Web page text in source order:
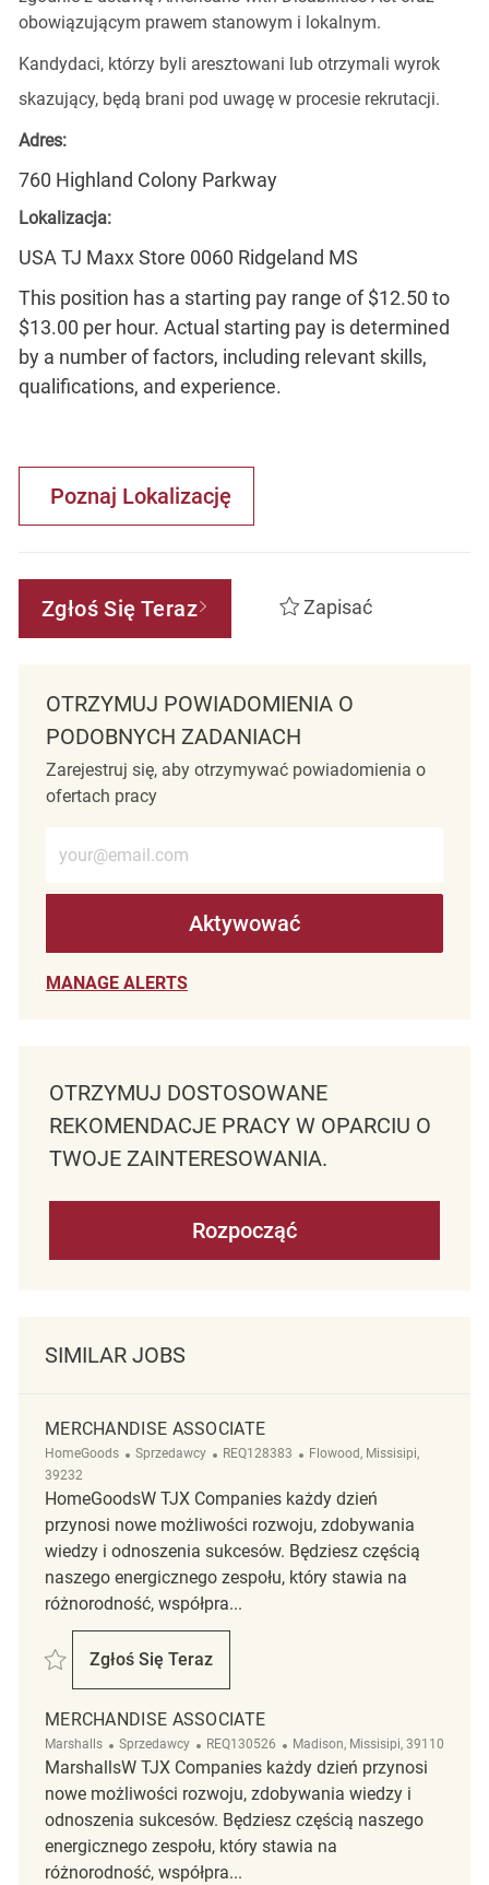
obowiązującym prawem stanowym i lokalnym.
Kandydaci, którzy byli aresztowani lub otrzymali wyrok
skazujący, będą brani pod uwagę w procesie rekrutacji.
Adres:
760 Highland Colony Parkway
Lokalizacja:
USA TJ Maxx Store 0060 Ridgeland MS
This position has a starting pay range of $12.50 to
$13.00 per hour. Actual starting pay is determined
by a number of factors, including relevant skills,
qualifications, and experience.
Poznaj Lokalizację
Zgłoś Się Teraz Zapisać
OTRZYMUJ POWIADOMIENIA O
PODOBNYCH ZADANIACH
Zarejestruj się, aby otrzymywać powiadomienia o
ofertach pracy
Aktywować
MANAGE ALERTS
OTRZYMUJ DOSTOSOWANE
REKOMENDACJE PRACY W OPARCIU O
TWOJE ZAINTERESOWANIA.
Rozpocząć
SIMILAR JOBS
MERCHANDISE ASSOCIATE
HomeGoods Kategoria
Sprzedawcy ReqId
REQ128383 Lokalizacja
Flowood, Missisipi,
39232
HomeGoodsW TJX Companies każdy dzień
przynosi nowe możliwości rozwoju, zdobywania
wiedzy i odnoszenia sukcesów. Będziesz częścią
naszego energicznego zespołu, który stawia na
różnorodność, współpra...
Zapisać Merchandise Associate REQ128383
Zgłoś Się Teraz
Merchandise Associate
MERCHANDISE ASSOCIATE
Marshalls Kategoria
Sprzedawcy ReqId
REQ130526 Lokalizacja
Madison, Missisipi, 39110
MarshallsW TJX Companies każdy dzień przynosi
nowe możliwości rozwoju, zdobywania wiedzy i
odnoszenia sukcesów. Będziesz częścią naszego
energicznego zespołu, który stawia na
różnorodność, współpra...